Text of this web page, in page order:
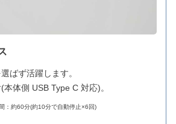
ばず活躍します。
体側 USB Type C 対応)。
：約60分(約10分で自動停止×6回)